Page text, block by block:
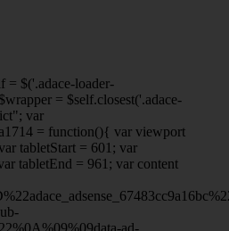
= $('.adace-loader-
= $self.closest('.adace-
var
= function(){ var viewport
tabletStart = 601; var
tabletEnd = 961; var content
ad-